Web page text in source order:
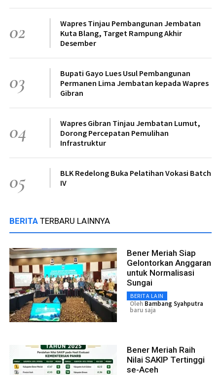
02
Wapres Tinjau Pembangunan Jembatan
Kuta Blang, Target Rampung Akhir
Desember
03
Bupati Gayo Lues Usul Pembangunan
Permanen Lima Jembatan kepada Wapres
Gibran
04
Wapres Gibran Tinjau Jembatan Lumut,
Dorong Percepatan Pemulihan
Infrastruktur
05
BLK Redelong Buka Pelatihan Vokasi Batch
IV
BERITA TERBARU LAINNYA
Bener Meriah Siap
Gelontorkan Anggaran
untuk Normalisasi
Sungai
BERITA LAIN
Oleh Bambang Syahputra
baru saja
Bener Meriah Raih
Nilai SAKIP Tertinggi
se-Aceh